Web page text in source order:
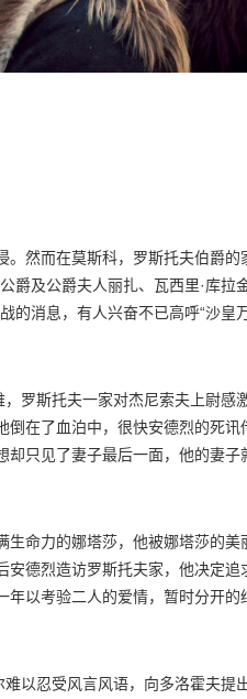
然而在莫斯科，罗斯托夫伯爵
皮埃尔终于继承了别祖霍夫伯爵的遗产，
索夫上尉感激不尽。 沙皇不顾库图佐夫
命力的娜塔莎，他被娜塔莎的
忍痛驻守边疆一年以考验二人的爱情，暂时
以忍受风言风语，向多洛霍夫提